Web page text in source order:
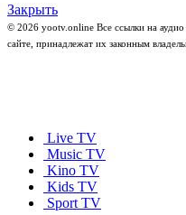
Закрыть
© 2026 yootv.online Все ссылки на
сайте, принадлежат их законным
Live TV
Music TV
Kino TV
Kids TV
Sport TV